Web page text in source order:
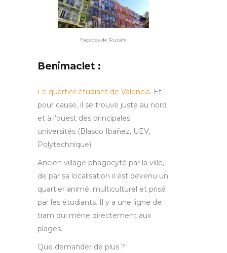
Façades de Ruzafa
Benimaclet :
Le quartier étudiant de Valencia. Et
pour cause, il se trouve juste au nord
et à l’ouest des principales
universités (Blasco Ibañez, UEV,
Polytechnique).
Ancien village phagocyté par la ville,
de par sa localisation il est devenu un
quartier animé, multiculturel et prisé
par les étudiants. Il y a une ligne de
tram qui mène directement aux
plages.
Que demander de plus ?